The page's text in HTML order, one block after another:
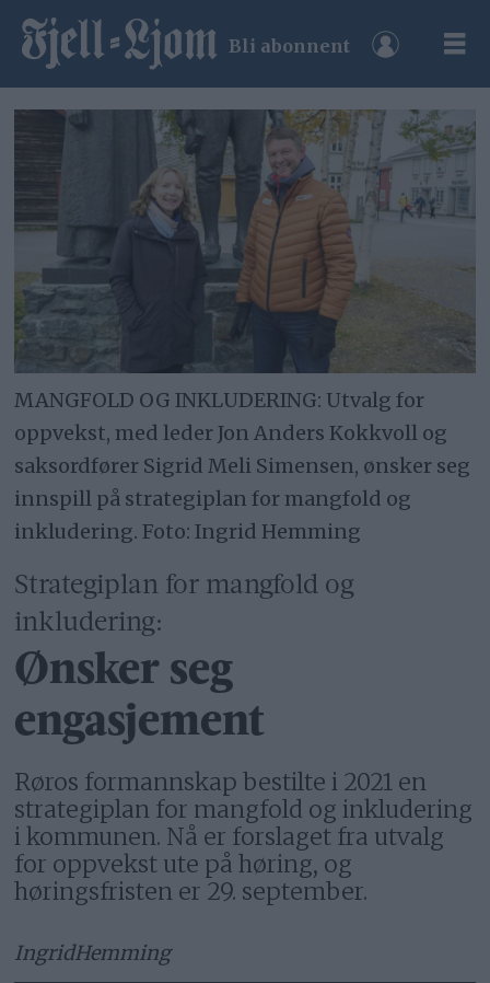
Bli abonnent
MANGFOLD OG INKLUDERING: Utvalg for
oppvekst, med leder Jon Anders Kokkvoll og
saksordfører Sigrid Meli Simensen, ønsker seg
innspill på strategiplan for mangfold og
inkludering. Foto: Ingrid Hemming
Strategiplan for mangfold og
inkludering:
Ønsker seg
engasjement
Røros formannskap bestilte i 2021 en
strategiplan for mangfold og inkludering
i kommunen. Nå er forslaget fra utvalg
for oppvekst ute på høring, og
høringsfristen er 29. september.
IngridHemming